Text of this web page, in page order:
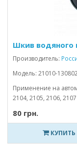
Шкив водяного
Производитель:
Модель: 21010-
Применение на
2104, 2105, 2106,
80 грн.
КУПИТЬ